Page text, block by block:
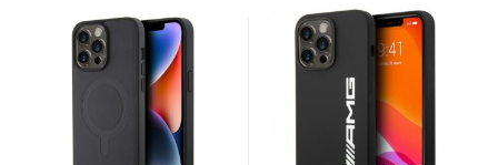
Black/Red
(MagSafe)